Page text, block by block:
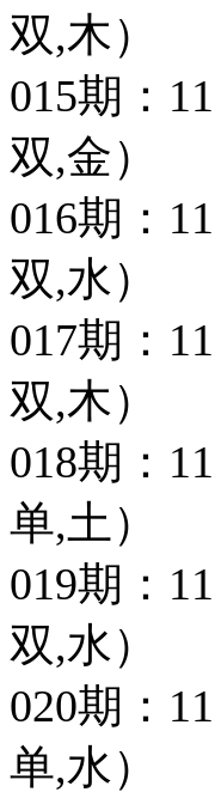
双,木）
015期：
双,金）
016期：
双,水）
017期：
双,木）
018期：
单,土）
019期：
双,水）
020期：
单,水）